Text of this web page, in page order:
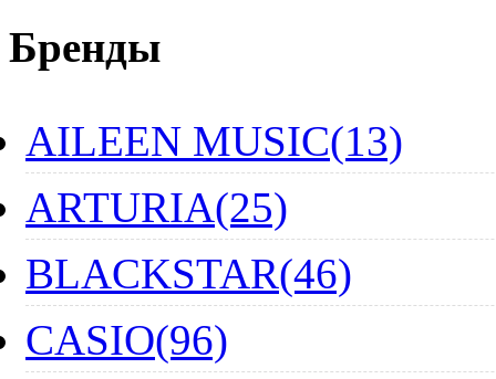
Бренды
AILEEN MUSIC(13)
ARTURIA(25)
BLACKSTAR(46)
CASIO(96)